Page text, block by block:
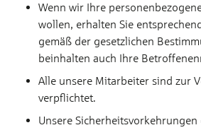
Wenn wir Ihre
wollen, erhalten Sie
gemäß der gesetzlichen
beinhalten auch Ihre
Alle unsere Mitarbeiter sind zur
verpflichtet.
Unsere